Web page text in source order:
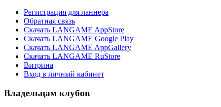
Регистрация для ланнера
Обратная связь
Скачать LANGAME AppStore
Скачать LANGAME Google Play
Скачать LANGAME AppGallery
Скачать LANGAME RuStore
Витрина
Вход в личный кабинет
Владельцам клубов